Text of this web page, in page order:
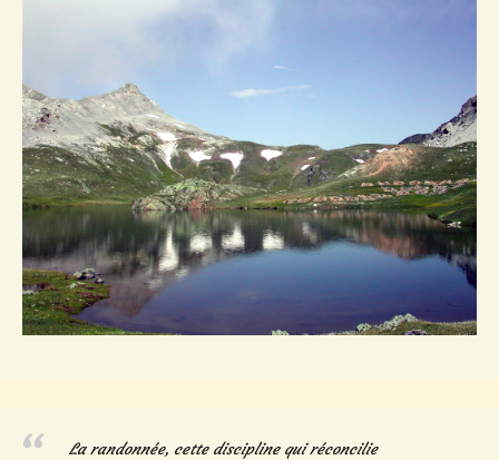
La randonnée, cette discipline qui réconcilie